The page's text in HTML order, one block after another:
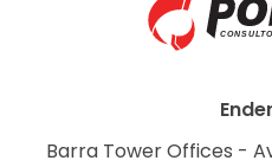
Barra Tower Offices -